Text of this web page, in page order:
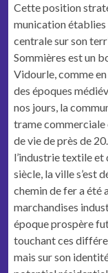
Cette posi­tion
mu­ni­ca­tion établies
cen­trale sur son
Som­mières est un
Vidourle, comme
des épo­ques
nos jours, la
trame com­mer­ciale
de vie de près de
l’industrie tex­tile
siè­cle, la ville s’est
chemin de fer a été
marchan­dis­es
époque prospère
touchant ces
mais sur son